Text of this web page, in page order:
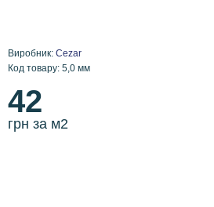
Виробник: Cezar
Код товару: 5,0 мм
42
грн за м2